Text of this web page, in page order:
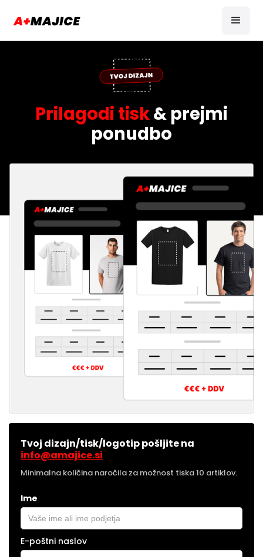
Prilagodi tisk& prejmi
ponudbo
Tvoj dizajn/tisk/logotip pošljite na
info@amajice.si
Minimalna količina naročila za možnost tiska 10 artiklov.
Ime
E-poštni naslov